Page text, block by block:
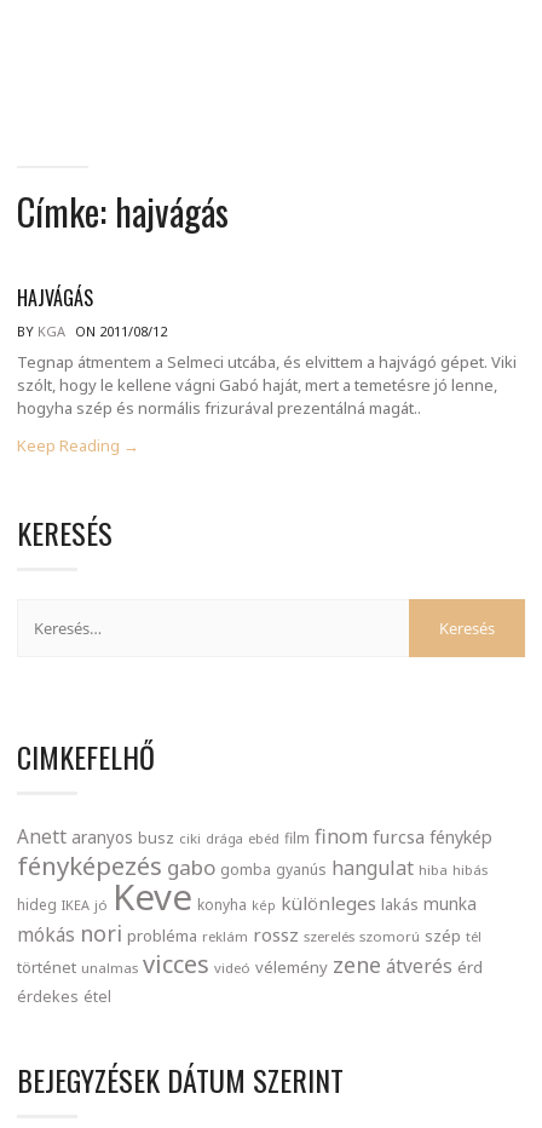
Címke: hajvágás
HAJVÁGÁS
BY KGA ON 2011/08/12
Tegnap átmentem a Selmeci utcába, és elvittem a hajvágó gépet. Viki
szólt, hogy le kellene vágni Gabó haját, mert a temetésre jó lenne,
hogyha szép és normális frizurával prezentálná magát..
Keep Reading →
KERESÉS
CIMKEFELHŐ
Anett aranyos busz ciki drága ebéd film finom furcsa fénykép
fényképezés gabo gomba gyanús hangulat hiba hibás
hideg IKEA jó Keve konyha kép különleges lakás munka
mókás nori probléma reklám rossz szerelés szomorú szép tél
történet unalmas vicces videó vélemény zene átverés érd
érdekes étel
BEJEGYZÉSEK DÁTUM SZERINT